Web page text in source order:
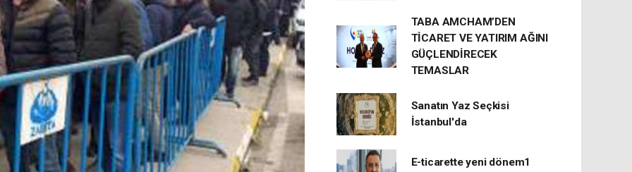
TABA AMCHAM’DEN
TİCARET VE YATIRIM AĞINI
GÜÇLENDİRECEK
TEMASLAR
Sanatın Yaz Seçkisi
İstanbul'da
E-ticarette yeni dönem1